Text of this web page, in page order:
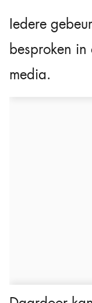
Iedere
besproken
media.